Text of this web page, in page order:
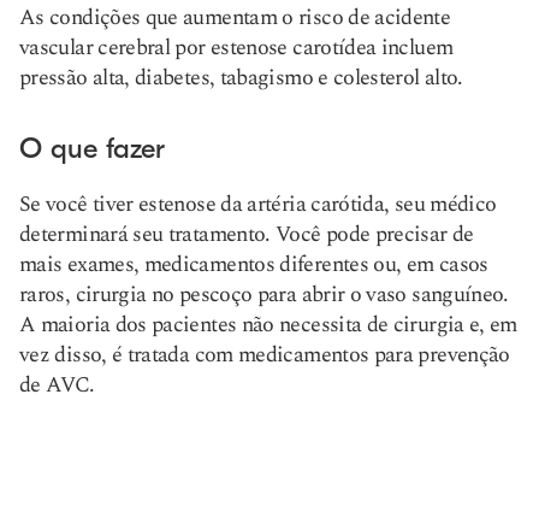
As condições que aumentam o risco de acidente
vascular cerebral por estenose carotídea incluem
pressão alta, diabetes, tabagismo e colesterol alto.
O que fazer
Se você tiver estenose da artéria carótida, seu médico
determinará seu tratamento. Você pode precisar de
mais exames, medicamentos diferentes ou, em casos
raros, cirurgia no pescoço para abrir o vaso sanguíneo.
A maioria dos pacientes não necessita de cirurgia e, em
vez disso, é tratada com medicamentos para prevenção
de AVC.